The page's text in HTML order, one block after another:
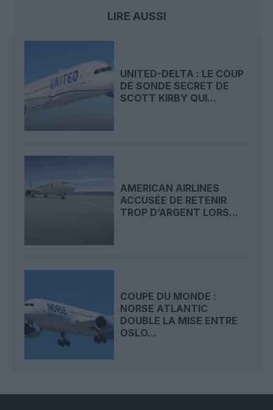
LIRE AUSSI
UNITED-DELTA : LE COUP
DE SONDE SECRET DE
SCOTT KIRBY QUI...
AMERICAN AIRLINES
ACCUSÉE DE RETENIR
TROP D’ARGENT LORS...
COUPE DU MONDE :
NORSE ATLANTIC
DOUBLE LA MISE ENTRE
OSLO...